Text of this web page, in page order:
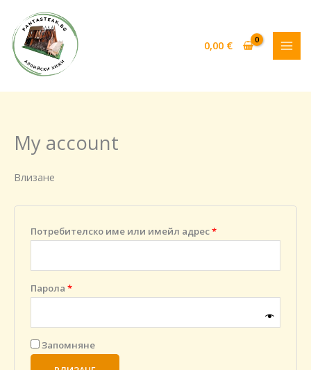
content
0,00 €
My account
Влизане
Потребителско име или имейл адрес*
Парола *
Запомняне